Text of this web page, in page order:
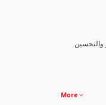
والتحسين
More